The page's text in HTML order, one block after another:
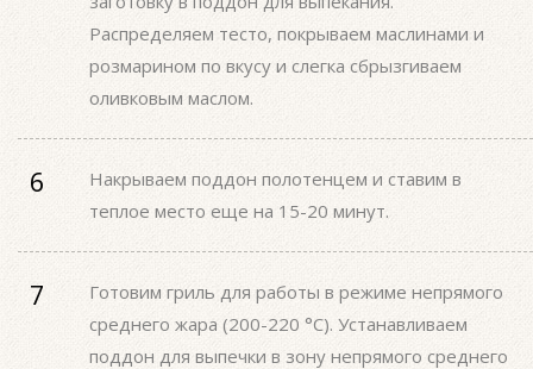
Распределяем тесто, покрываем маслинами и
розмарином по вкусу и слегка сбрызгиваем
оливковым маслом.
Накрываем поддон полотенцем и ставим в
теплое место еще на 15-20 минут.
Готовим гриль для работы в режиме непрямого
среднего жара (200-220 °С). Устанавливаем
поддон для выпечки в зону непрямого среднего